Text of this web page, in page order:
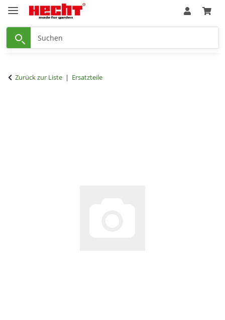
Zurück zur Liste Ersatzteile